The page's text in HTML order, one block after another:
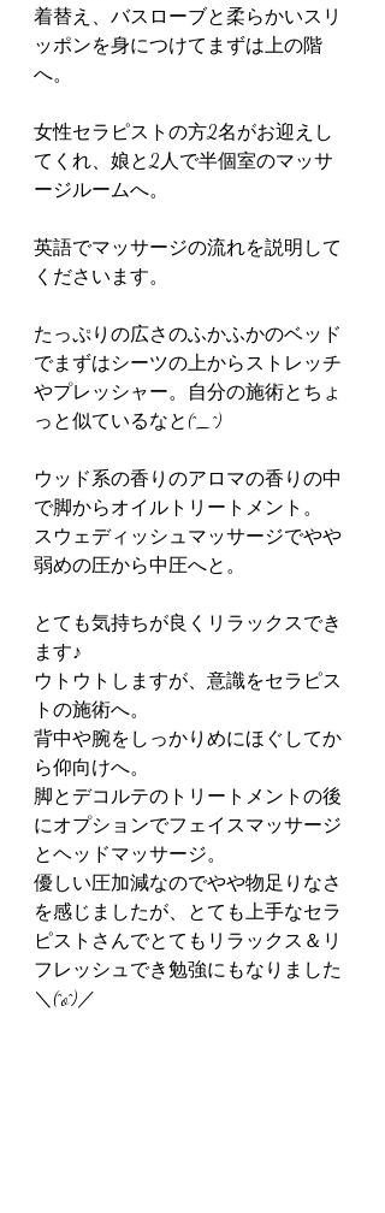
着替え、バスローブと柔らかいスリ
ッポンを身につけてまずは上の階
へ。
女性セラピストの方2名がお迎えし
てくれ、娘と2人で半個室のマッサ
ージルームへ。
英語でマッサージの流れを説明して
くださいます。
たっぷりの広さのふかふかのベッド
でまずはシーツの上からストレッチ
やプレッシャー。自分の施術とちょ
っと似ているなと(^_^)
ウッド系の香りのアロマの香りの中
で脚からオイルトリートメント。
スウェディッシュマッサージでやや
弱めの圧から中圧へと。
とても気持ちが良くリラックスでき
ます♪
ウトウトしますが、意識をセラピス
トの施術へ。
背中や腕をしっかりめにほぐしてか
ら仰向けへ。
脚とデコルテのトリートメントの後
にオプションでフェイスマッサージ
とヘッドマッサージ。
優しい圧加減なのでやや物足りなさ
を感じましたが、とても上手なセラ
ピストさんでとてもリラックス＆リ
フレッシュでき勉強にもなりました
＼(^o^)／